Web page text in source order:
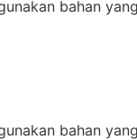
bahan
bahan